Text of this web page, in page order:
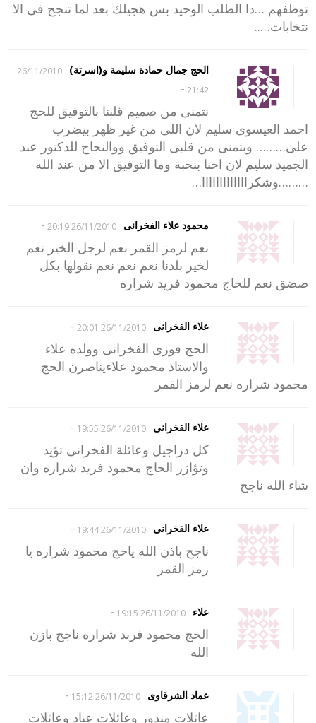
توظفهم …دا الطلب الوحيد بس هجيلك بعد لما تنجح فى الا
نتخابات…..
الحج جمال حمادة سليمة و(اسرتة)
26/11/2010
21:42
-
نتمنى من صميم قلبنا بالتوفيق للحج
احمد العيسوى سليم لان اللى من غير ظهر بيضرب
على……… وبتمنى من قلبى التوفيق ووالنجاح للدكتور عبد
الجميد سليم لان احنا بنحبة وما التوفيق الا من عند الله
………وشكرااااااااااااا…
محمود علاء الفخرانى 26/11/2010 20:19
-
نعم لرمز القمر نعم لرجل الخير نعم
لخير بلدنا نعم نعم نعم نقولها بكل
صضق نعم للحاج محمود فريد شراره
علاء الفخرانى 26/11/2010 20:01
-
الحج فوزى الفخرانى وولده علاء
والاستاذ محمود علاءيناصرن الحج
محمود شراره نعم لرمز القمر
علاء الفخرانى 26/11/2010 19:55
-
كل دراجيل وعائلة الفخرانى تؤيد
وتؤازر الحاج محمود فريد شراره وان
شاء الله ناجح
علاء الفخرانى 26/11/2010 19:44
-
ناجح باذن الله ياحج محمود شراره يا
رمز القمر
علاء 26/11/2010 19:15
-
الحج محمود فربد شراره ناجح بازن
الله
عماد الشرقاوى 26/11/2010 15:12
-
عائلات مندور وعائلات عياد وعائلات